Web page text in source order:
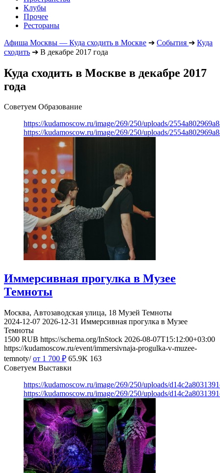
Клубы
Прочее
Рестораны
Афиша Москвы — Куда сходить в Москве ➔ События ➔ Куда
сходить ➔ В декабре 2017 года
Куда сходить в Москве в декабре 2017
года
Советуем Образование
https://kudamoscow.ru/image/269/250/uploads/
https://kudamoscow.ru/image/269/250/uploads/
Иммерсивная прогулка в Музее
Темноты
Москва, Автозаводская улица, 18 Музей Темноты
2024-12-07 2026-12-31 Иммерсивная прогулка в Музее
Темноты
1500 RUB https://schema.org/InStock 2026-08-07T15:12:00+03:00
https://kudamoscow.ru/event/immersivnaja-progulka-v-muzee-
temnoty/ от 1 700 ₽ 65.9K 163
Советуем Выставки
https://kudamoscow.ru/image/269/250/uploads/
https://kudamoscow.ru/image/269/250/uploads/